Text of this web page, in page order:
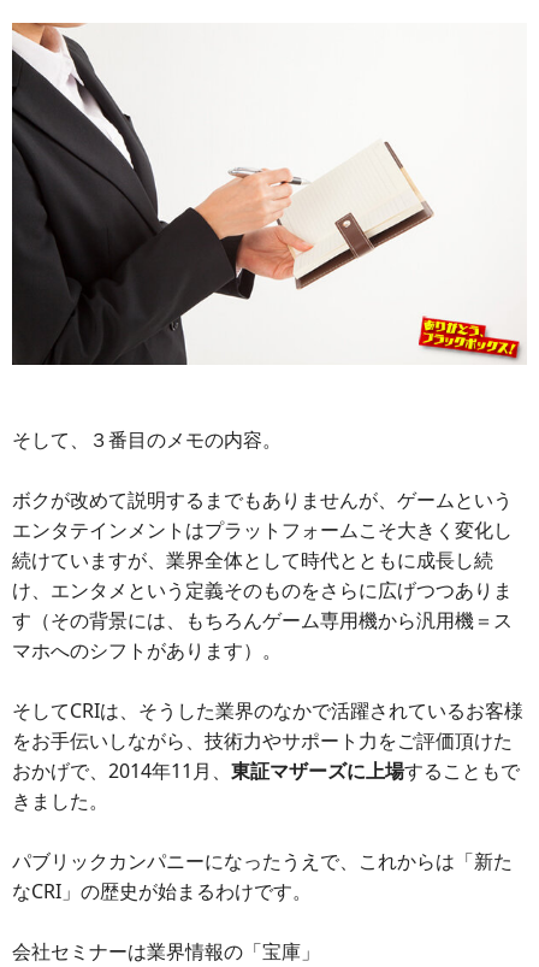
そして、３番目のメモの内容。
ボクが改めて説明するまでもありませんが、ゲームという
エンタテインメントはプラットフォームこそ大きく変化し
続けていますが、業界全体として時代とともに成長し続
け、エンタメという定義そのものをさらに広げつつありま
す（その背景には、もちろんゲーム専用機から汎用機＝ス
マホへのシフトがあります）。
そしてCRIは、そうした業界のなかで活躍されているお客様
をお手伝いしながら、技術力やサポート力をご評価頂けた
おかげで、2014年11月、 東証マザーズに上場することもで
きました。
パブリックカンパニーになったうえで、これからは「新た
なCRI」の歴史が始まるわけです。
会社セミナーは業界情報の「宝庫」